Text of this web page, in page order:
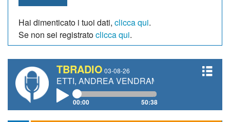
Hai dimenticato i tuoi dati, clicca qui.
Se non sei registratoclicca qui.
TBRADIO 03-08-26
ANDREA VENDRAME, FILIPPO FIORELLI
00:00 50:38